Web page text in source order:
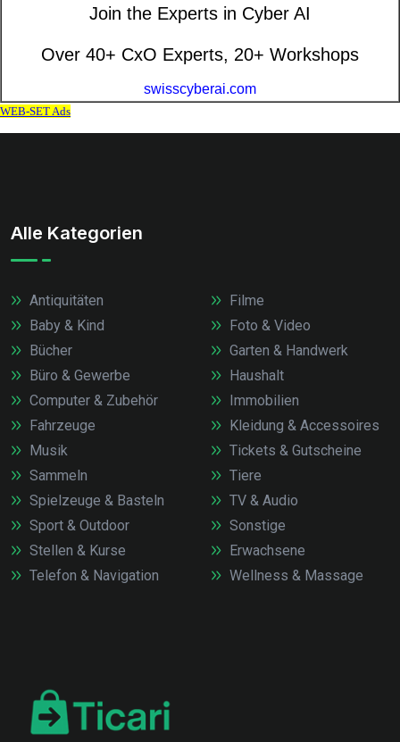
Alle Kategorien
Antiquitäten
Baby & Kind
Bücher
Büro & Gewerbe
Computer & Zubehör
Fahrzeuge
Filme
Foto & Video
Garten & Handwerk
Haushalt
Immobilien
Kleidung & Accessoires
Musik
Sammeln
Spielzeuge & Basteln
Sport & Outdoor
Stellen & Kurse
Telefon & Navigation
Tickets & Gutscheine
Tiere
TV & Audio
Sonstige
Erwachsene
Wellness & Massage